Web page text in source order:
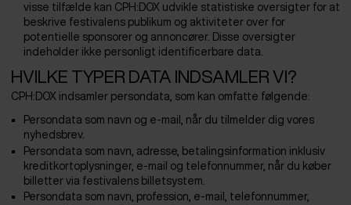
visse tilfælde kan CPH:DOX udvikle statistiske oversigter for at
beskrive festivalens publikum og aktiviteter over for
potentielle sponsorer og annoncører. Disse oversigter
indeholder ikke personligt identificerbare data.
HVILKE TYPER DATA INDSAMLER VI?
CPH:DOX indsamler persondata, som kan omfatte følgende:
Persondata som navn og e-mail, når du tilmelder dig vores
nyhedsbrev.
Persondata som navn, adresse, betalingsinformation inklusiv
kreditkortoplysninger, e-mail og telefonnummer, når du køber
billetter via festivalens billetsystem.
Persondata som navn, profession, e-mail, telefonnummer,